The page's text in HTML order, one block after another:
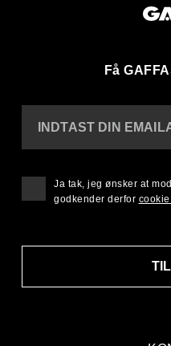
Få
INDTAST DIN
Ja tak, jeg ønsker at
godkender derfor